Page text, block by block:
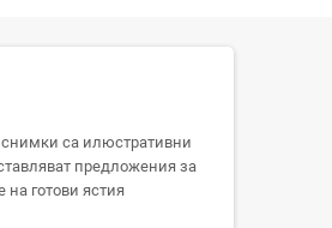
са илюстративни
предложения за
на готови ястия